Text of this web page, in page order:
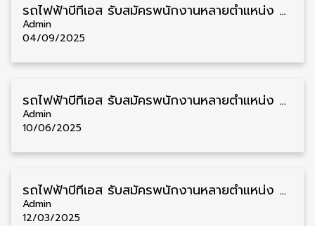
รถไฟฟ้าบีทีเอส รับสมัครพนักงานหลายตำแหน่ง วุฒิ ปวช./ปวส./ป.ตรี หลายอัตรา รับสมัครด้วยตนเอง
Admin
04/09/2025
รถไฟฟ้าบีทีเอส รับสมัครพนักงานหลายตำแหน่ง วุฒิ ป.ตรี หลายอัตรา รับสมัครด้วยตนเอง
Admin
10/06/2025
รถไฟฟ้าบีทีเอส รับสมัครพนักงานหลายตำแหน่ง วุฒิ ม.6/ป.ตรี หลายอัตรา รับสมัครด้วยตนเอง
Admin
12/03/2025